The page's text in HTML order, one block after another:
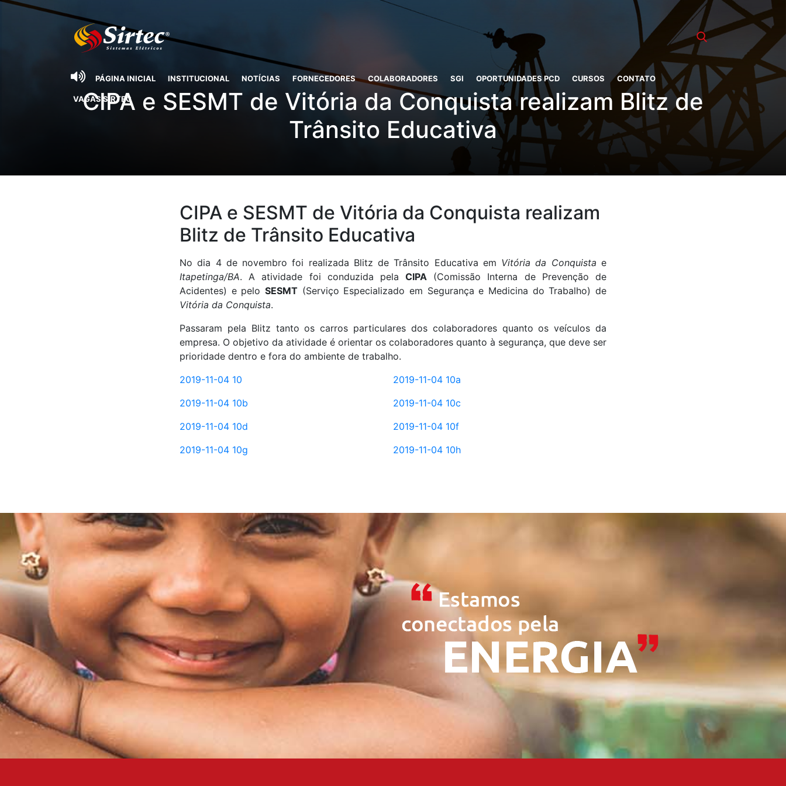
PÁGINA INICIAL INSTITUCIONAL NOTÍCIAS FORNECEDORES COLABORADORES SGI OPORTUNIDADES PCD CURSOS CONTATO
VAGAS SIRTEC
CIPA e SESMT de Vitória da Conquista realizam Blitz de
Trânsito Educativa
CIPA e SESMT de Vitória da Conquista realizam
Blitz de Trânsito Educativa
No dia 4 de novembro foi realizada Blitz de Trânsito Educativa em Vitória da Conquista e
Itapetinga/BA. A atividade foi conduzida pelaCIPA (Comissão Interna de Prevenção de
Acidentes) e pelo SESMT (Serviço Especializado em Segurança e Medicina do Trabalho) de
Vitória da Conquista.
Passaram pela Blitz tanto os carros particulares dos colaboradores quanto os veículos da
empresa. O objetivo da atividade é orientar os colaboradores quanto à segurança, que deve ser
prioridade dentro e fora do ambiente de trabalho.
2019-11-04 10
2019-11-04 10a
2019-11-04 10b
2019-11-04 10c
2019-11-04 10d
2019-11-04 10f
2019-11-04 10g
2019-11-04 10h